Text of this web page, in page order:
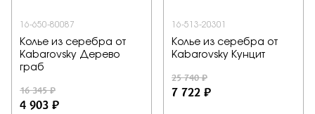
16-650-80087
Колье из серебра от
Kabarovsky Дерево
граб
16 345 ₽
4 903 ₽
16-513-20301
Колье из серебра от
Kabarovsky Кунцит
25 740 ₽
7 722 ₽